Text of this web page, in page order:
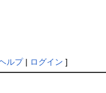
ルプ| ログイン ]